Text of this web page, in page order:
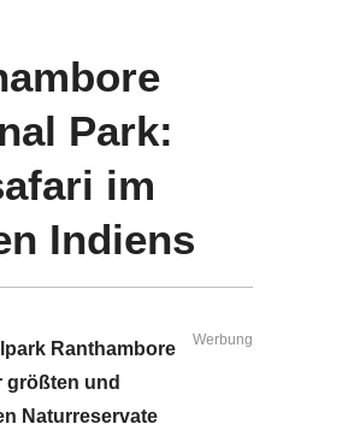
Park:
im
Indiens
Ranthambore
größten und
Naturreservate
Werbung